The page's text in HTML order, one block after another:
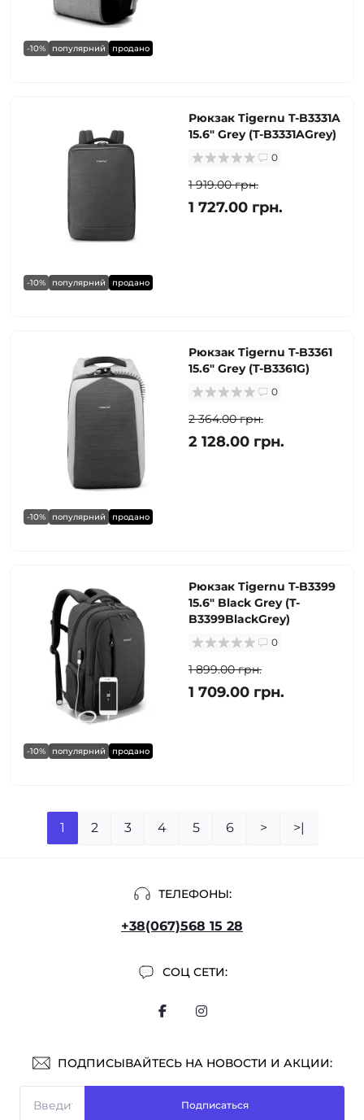
-10% популярний продано
-10% популярний продано
Рюкзак Tigernu T-B3331A
15.6" Grey (T-B3331AGrey)
0
1 919.00 грн.
1 727.00 грн.
-10% популярний продано
Рюкзак Tigernu T-B3361
15.6" Grey (T-B3361G)
0
2 364.00 грн.
2 128.00 грн.
-10% популярний продано
Рюкзак Tigernu T-B3399
15.6" Black Grey (T-
B3399BlackGrey)
0
1 899.00 грн.
1 709.00 грн.
1 2 3 4 5 6 > >|
ТЕЛЕФОНЫ:
+38(067)568 15 28
СОЦ СЕТИ:
ПОДПИСЫВАЙТЕСЬ НА НОВОСТИ И АКЦИИ:
Подписаться